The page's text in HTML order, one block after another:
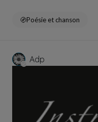
Poésie et chanson
Adp